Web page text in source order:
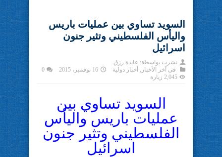
السويد تساوي بين عمليات باريس
واليأس الفلسطيني وتثير جنون
اسرائيل
نشرت بواسطة: عايدة رزق
في آخر الأخبار , أخبار دولية 16 نوفمبر، 2015
0
2,045 زيارة
السويد تساوي بين
عمليات باريس واليأس
الفلسطيني وتثير جنون
اسرائيل